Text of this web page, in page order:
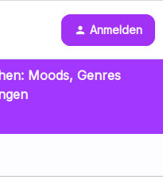
Anmelden
Moods, Genres